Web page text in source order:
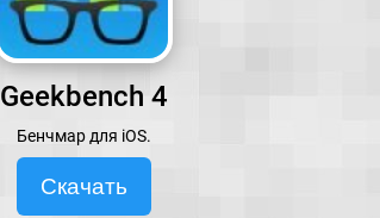
Geekbench 4
Бенчмар для iOS.
Скачать